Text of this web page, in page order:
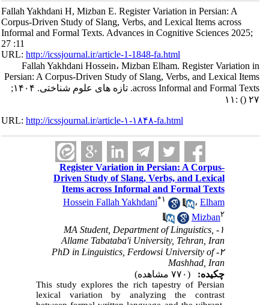
Fallah Yakhdani H, Mizban E. Register Variation in Persian: A
Corpus-Driven Study of Slang, Verbs, and Lexical Items across
Informal and Formal Texts. Advances in Cognitive Sciences 2025;
27 :11
URL:http://icssjournal.ir/article-1-1848-fa.html
Fallah Yakhdani Hossein، Mizban Elham. Register Variation in
Persian: A Corpus-Driven Study of Slang, Verbs, and Lexical Items
across Informal and Formal Texts. تازه های علوم شناختی. ۱۴۰۴;
۲۷ () :۱۱
URL:http://icssjournal.ir/article-۱-۱۸۴۸-fa.html
Register Variation in Persian: A Corpus-
Driven Study of Slang, Verbs, and Lexical
Items across Informal and Formal Texts
Hossein Fallah Yakhdani*۱ ،Elham
Mizban
۱- MA Student, Department of Linguistics,
Allame Tabataba'i University, Tehran, Iran
۲- PhD in Linguistics, Ferdowsi University of
Mashhad, Iran
چکیده:
This study explores the rich tapestry of Persian
lexical variation by analyzing the contrast